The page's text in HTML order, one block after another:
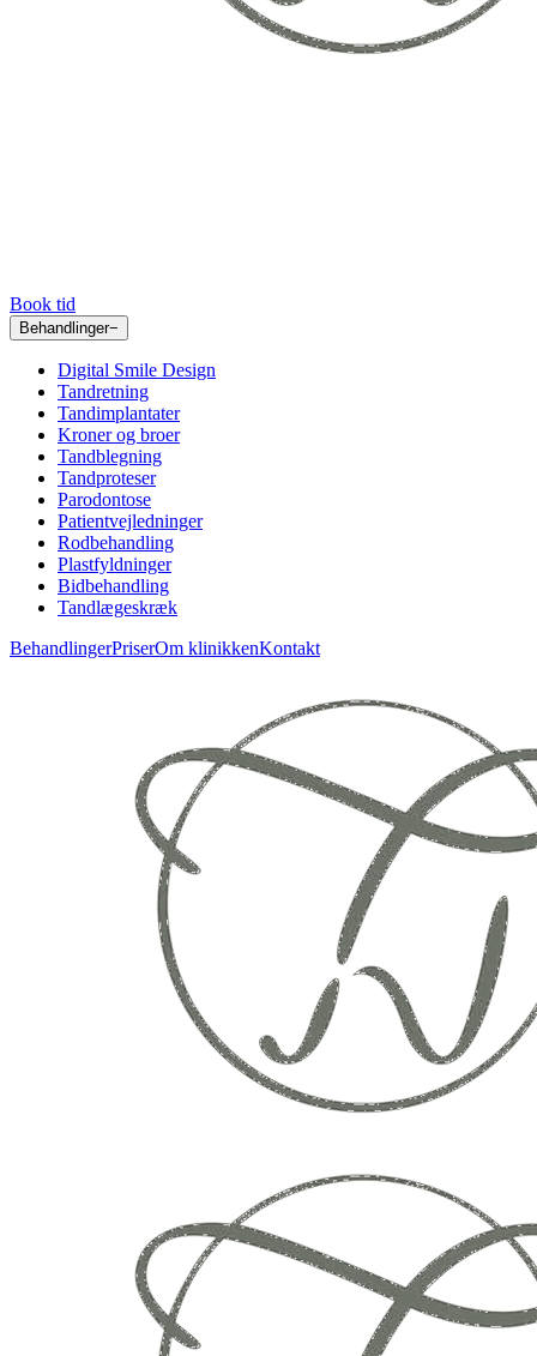
Book tid
Behandlinger−
Digital Smile Design
Tandretning
Tandimplantater
Kroner og broer
Tandblegning
Tandproteser
Parodontose
Patientvejledninger
Rodbehandling
Plastfyldninger
Bidbehandling
Tandlægeskræk
BehandlingerPriserOm klinikkenKontakt